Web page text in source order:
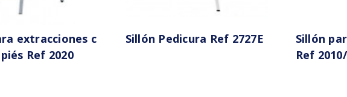
extracciones c
Ref 2020
Sillón Pedicura Ref 2727E
Sillón
Ref